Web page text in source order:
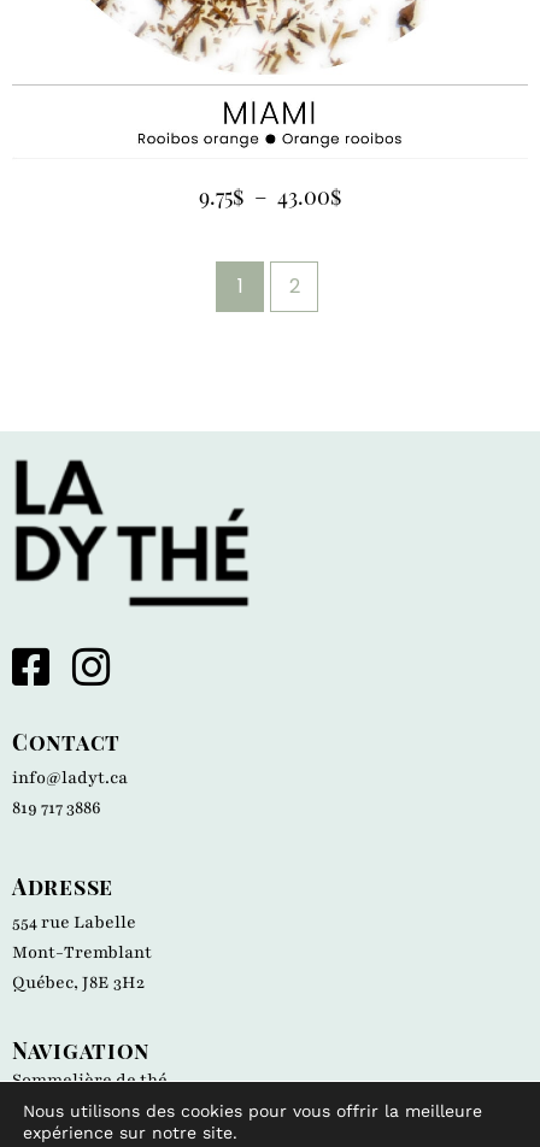
9.75$ – 43.00$
1 2
Contact
info@ladyt.ca
819 717 3886
Adresse
554 rue Labelle
Mont-Tremblant
Québec, J8E 3H2
Navigation
Sommelière de thé
Campagne de financement
Trucs et méthodes d'infusion
Nous utilisons des cookies pour vous offrir la meilleure
expérience sur notre site.